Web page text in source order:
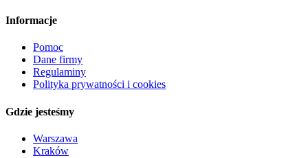
Informacje
Pomoc
Dane firmy
Regulaminy
Polityka prywatności i cookies
Gdzie jesteśmy
Warszawa
Kraków